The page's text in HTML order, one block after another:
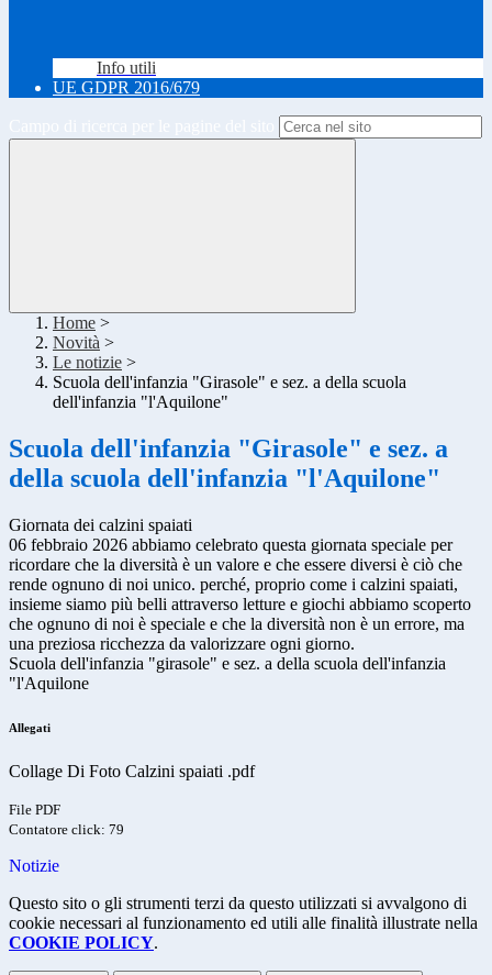
Info utili
UE GDPR 2016/679
Home >
Novità >
Le notizie >
Scuola dell'infanzia "Girasole" e sez. a della scuola
dell'infanzia "l'Aquilone"
Scuola dell'infanzia "Girasole" e sez. a
della scuola dell'infanzia "l'Aquilone"
Giornata dei calzini spaiati
06 febbraio 2026 abbiamo celebrato questa giornata speciale per
ricordare che la diversità è un valore e che essere diversi è ciò che
rende ognuno di noi unico. perché, proprio come i calzini spaiati,
insieme siamo più belli attraverso letture e giochi abbiamo scoperto
che ognuno di noi è speciale e che la diversità non è un errore, ma
una preziosa ricchezza da valorizzare ogni giorno.
Scuola dell'infanzia "girasole" e sez. a della scuola dell'infanzia
"l'Aquilone
Allegati
Collage Di Foto Calzini spaiati .pdf
File PDF
Contatore click: 79
Notizie
Questo sito o gli strumenti terzi da questo utilizzati si avvalgono di
cookie necessari al funzionamento ed utili alle finalità illustrate nella
COOKIE POLICY.